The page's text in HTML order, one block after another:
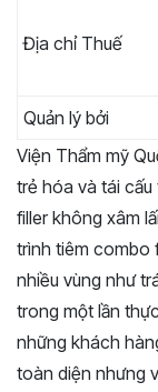
Địa chỉ Thuế
Quản lý bởi
Viện Thẩm mỹ
trẻ hóa và tái
filler không xâm
trình tiêm combo
nhiều vùng như
trong một lần
những khách
toàn diện nhưng